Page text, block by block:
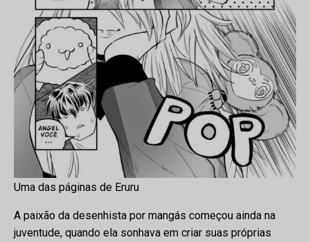
Uma das páginas de Eruru
A paixão da desenhista por mangás começou ainda na
juventude, quando ela sonhava em criar suas próprias